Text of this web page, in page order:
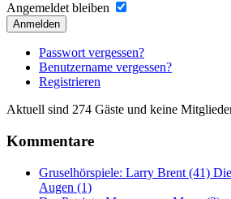
Angemeldet bleiben
Anmelden
Passwort vergessen?
Benutzername vergessen?
Registrieren
Aktuell sind 274 Gäste und keine
Kommentare
Gruselhörspiele: Larry Brent (41)
Augen (1)